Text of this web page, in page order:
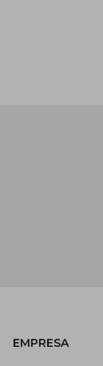
EMPRESA